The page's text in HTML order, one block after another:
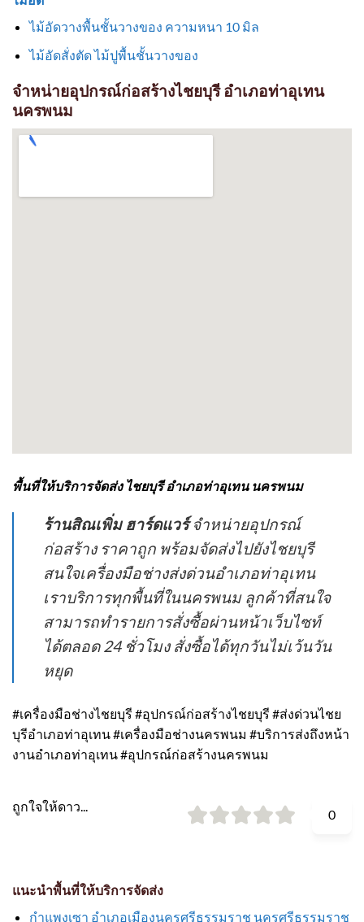
ไม้อัดวางพื้นชั้นวางของ ความหนา 10 มิล
ไม้อัดสั่งตัด ไม้ปูพื้นชั้นวางของ
จำหน่ายอุปกรณ์ก่อสร้างไชยบุรี อำเภอท่าอุเทน
นครพนม
พื้นที่ให้บริการจัดส่ง ไชยบุรี อำเภอท่าอุเทน นครพนม
ร้านสิณเพิ่ม ฮาร์ดแวร์จำหน่ายอุปกรณ์
ก่อสร้าง ราคาถูก พร้อมจัดส่งไปยังไชยบุรี
สนใจเครื่องมือช่างส่งด่วนอำเภอท่าอุเทน
เราบริการทุกพื้นที่ในนครพนม ลูกค้าที่สนใจ
สามารถทำรายการสั่งซื้อผ่านหน้าเว็บไซท์
ได้ตลอด 24 ชั่วโมง สั่งซื้อได้ทุกวันไม่เว้นวัน
หยุด
#เครื่องมือช่างไชยบุรี #อุปกรณ์ก่อสร้างไชยบุรี #ส่งด่วนไชย
บุรีอำเภอท่าอุเทน #เครื่องมือช่างนครพนม #บริการส่งถึงหน้า
งานอำเภอท่าอุเทน #อุปกรณ์ก่อสร้างนครพนม
ถูกใจให้ดาว...
0
แนะนำพื้นที่ให้บริการจัดส่ง
กำแพงเซา อำเภอเมืองนครศรีธรรมราช นครศรีธรรมราช